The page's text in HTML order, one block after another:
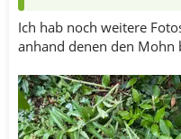
Ich hab noch weitere
anhand denen den Mohn